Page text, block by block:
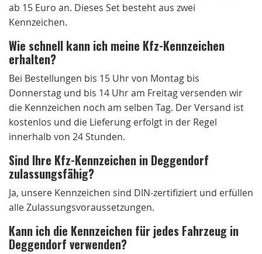
ab 15 Euro an. Dieses Set besteht aus zwei
Kennzeichen.
Wie schnell kann ich meine Kfz-Kennzeichen
erhalten?
Bei Bestellungen bis 15 Uhr von Montag bis
Donnerstag und bis 14 Uhr am Freitag versenden wir
die Kennzeichen noch am selben Tag. Der Versand ist
kostenlos und die Lieferung erfolgt in der Regel
innerhalb von 24 Stunden.
Sind Ihre Kfz-Kennzeichen in Deggendorf
zulassungsfähig?
Ja, unsere Kennzeichen sind DIN-zertifiziert und erfüllen
alle Zulassungsvoraussetzungen.
Kann ich die Kennzeichen für jedes Fahrzeug in
Deggendorf verwenden?